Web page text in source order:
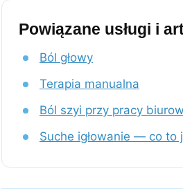
Powiązane usługi i
Ból głowy
Terapia manualna
Ból szyi przy pracy
Suche igłowanie — co to